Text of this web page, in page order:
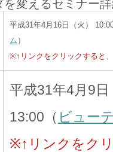
平成31年4月16日（火）
ム ）
※↑リンクをクリックすると
平成31年4月9
13:00（ ビュー
※↑リンクをク